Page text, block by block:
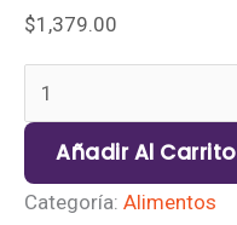
$1,379.00
Añadir Al Carrito
Categoría: Alimentos